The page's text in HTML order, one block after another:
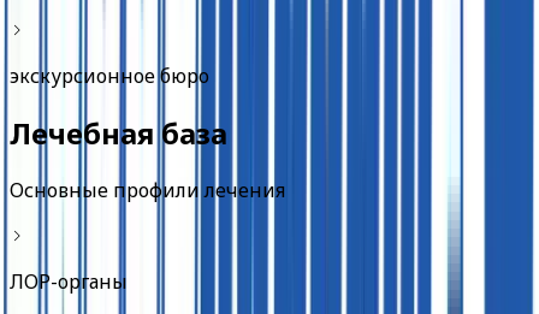
экскурсионное бюро
Лечебная база
Основные профили лечения
ЛОР-органы